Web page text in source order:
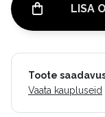
LISA
Toote
Vaata kaupluseid